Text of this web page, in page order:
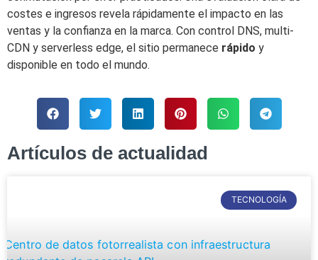
costes e ingresos revela rápidamente el impacto en las
ventas y la confianza en la marca. Con control DNS, multi-
CDN y serverless edge, el sitio permanece rápido y
disponible en todo el mundo.
Artículos de actualidad
TECNOLOGÍA